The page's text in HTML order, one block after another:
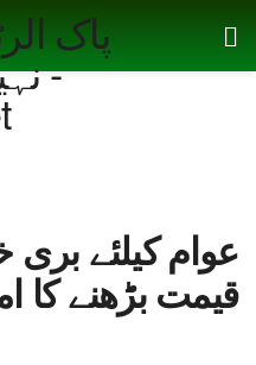
عوام کیلئے بری
قیمت بڑھنے کا